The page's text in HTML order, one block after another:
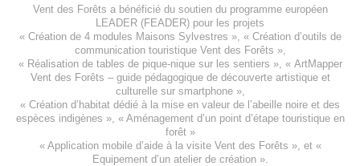
Vent des Forêts a bénéficié du soutien du programme européen
LEADER (FEADER) pour les projets
« Création de 4 modules Maisons Sylvestres », « Création d’outils de
communication touristique Vent des Forêts »,
« Réalisation de tables de pique-nique sur les sentiers », « ArtMapper
Vent des Forêts – guide pédagogique de découverte artistique et
culturelle sur smartphone »,
« Création d’habitat dédié à la mise en valeur de l’abeille noire et des
espèces indigènes », « Aménagement d’un point d’étape touristique en
forêt»
« Application mobile d’aide à la visite Vent des Forêts », et «
Equipement d’un atelier de création».